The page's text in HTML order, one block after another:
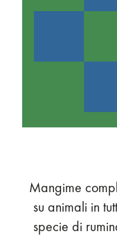
Mangime
su animali in
specie di